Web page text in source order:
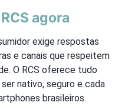
agora
exige respostas
e canais que respeitem
O RCS oferece tudo
nativo, seguro e cada
brasileiros.